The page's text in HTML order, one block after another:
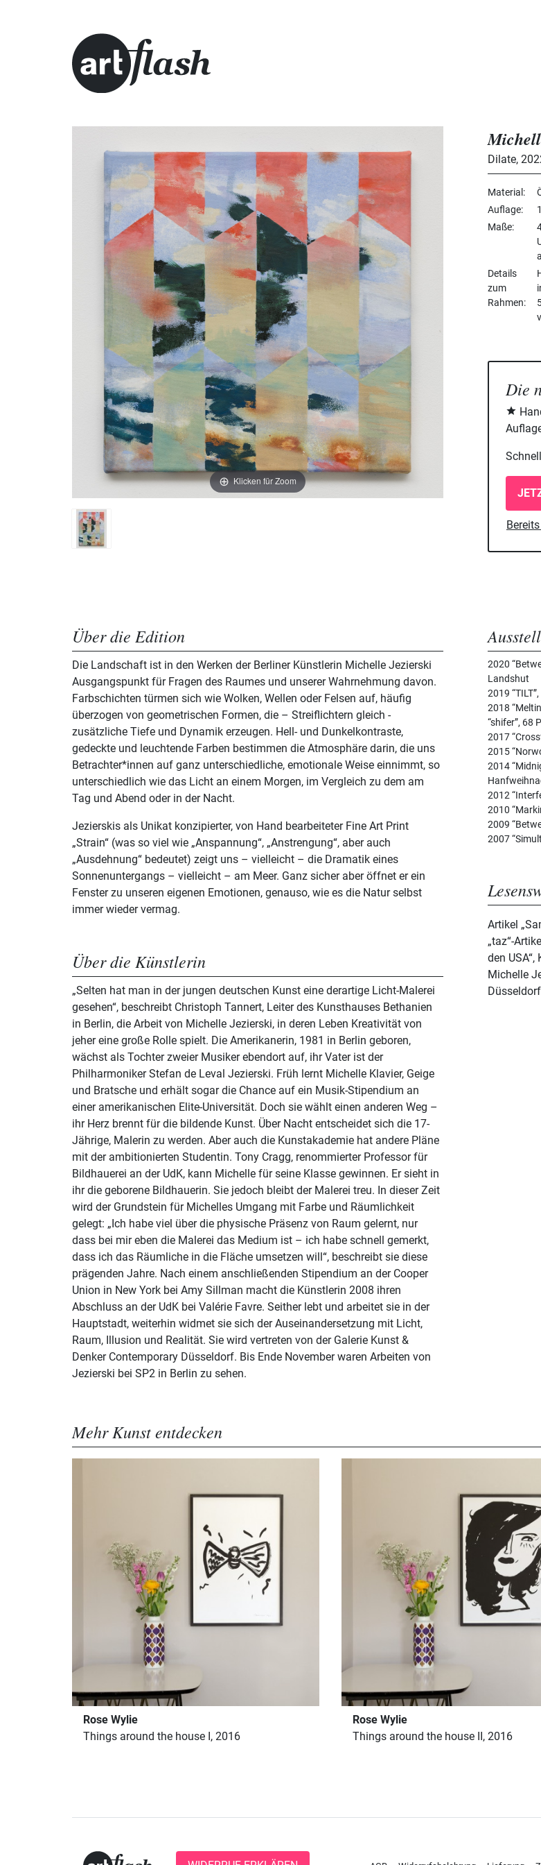
Klicken für Zoom
Dilate,
Material
Auflage
1
Maße
Details
zum
Rahmen
Die
Über die Edition
Die Landschaft ist in den Werken der Berliner Künstlerin Michelle Jezierski
Ausgangspunkt für Fragen des Raumes und unserer Wahrnehmung davon.
Farbschichten türmen sich wie Wolken, Wellen oder Felsen auf, häufig
überzogen von geometrischen Formen, die – Streiflichtern gleich -
zusätzliche Tiefe und Dynamik erzeugen. Hell- und Dunkelkontraste,
gedeckte und leuchtende Farben bestimmen die Atmosphäre darin, die uns
Betrachter*innen auf ganz unterschiedliche, emotionale Weise einnimmt, so
unterschiedlich wie das Licht an einem Morgen, im Vergleich zu dem am
Tag und Abend oder in der Nacht.
Jezierskis als Unikat konzipierter, von Hand bearbeiteter Fine Art Print
„Strain“ (was so viel wie „Anspannung“, „Anstrengung“, aber auch
„Ausdehnung“ bedeutet) zeigt uns – vielleicht – die Dramatik eines
Sonnenuntergangs – vielleicht – am Meer. Ganz sicher aber öffnet er ein
Fenster zu unseren eigenen Emotionen, genauso, wie es die Natur selbst
immer wieder vermag.
Über die Künstlerin
„Selten hat man in der jungen deutschen Kunst eine derartige Licht-Malerei
gesehen“, beschreibt Christoph Tannert, Leiter des Kunsthauses Bethanien
in Berlin, die Arbeit von Michelle Jezierski, in deren Leben Kreativität von
jeher eine große Rolle spielt. Die Amerikanerin, 1981 in Berlin geboren,
wächst als Tochter zweier Musiker ebendort auf, ihr Vater ist der
Philharmoniker Stefan de Leval Jezierski. Früh lernt Michelle Klavier, Geige
und Bratsche und erhält sogar die Chance auf ein Musik-Stipendium an
einer amerikanischen Elite-Universität. Doch sie wählt einen anderen Weg –
ihr Herz brennt für die bildende Kunst. Über Nacht entscheidet sich die 17-
Jährige, Malerin zu werden. Aber auch die Kunstakademie hat andere Pläne
mit der ambitionierten Studentin. Tony Cragg, renommierter Professor für
Bildhauerei an der UdK, kann Michelle für seine Klasse gewinnen. Er sieht in
ihr die geborene Bildhauerin. Sie jedoch bleibt der Malerei treu. In dieser Zeit
wird der Grundstein für Michelles Umgang mit Farbe und Räumlichkeit
gelegt: „Ich habe viel über die physische Präsenz von Raum gelernt, nur
dass bei mir eben die Malerei das Medium ist – ich habe schnell gemerkt,
dass ich das Räumliche in die Fläche umsetzen will“, beschreibt sie diese
prägenden Jahre. Nach einem anschließenden Stipendium an der Cooper
Union in New York bei Amy Sillman macht die Künstlerin 2008 ihren
Abschluss an der UdK bei Valérie Favre. Seither lebt und arbeitet sie in der
Hauptstadt, weiterhin widmet sie sich der Auseinandersetzung mit Licht,
Raum, Illusion und Realität. Sie wird vertreten von der Galerie Kunst &
Denker Contemporary Düsseldorf. Bis Ende November waren Arbeiten von
Jezierski bei SP2 in Berlin zu sehen.
2020
Landshut
2019
2018
“shifer”, 68
2017
2015
2014
2012
2010
2009
2007
Artikel
„taz“-
den
Michelle
Düsseldorf
Mehr Kunst entdecken
Rose Wylie
Things around the house I, 2016
Rose Wylie
Things around the house II, 2016